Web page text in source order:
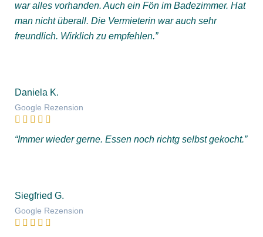
war alles vorhanden. Auch ein Fön im Badezimmer. Hat
man nicht überall. Die Vermieterin war auch sehr
freundlich. Wirklich zu empfehlen.”
Daniela K.
Google Rezension
“Immer wieder gerne. Essen noch richtg selbst gekocht.”
Siegfried G.
Google Rezension